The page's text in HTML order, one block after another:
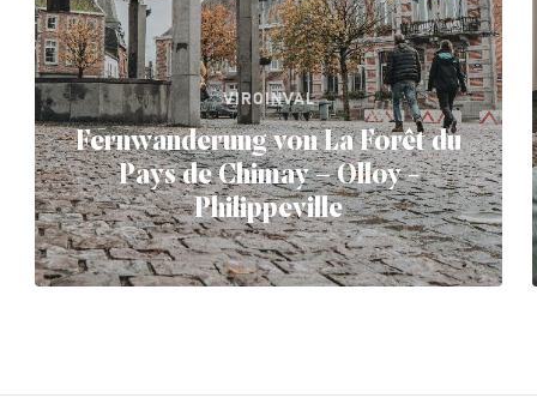
VIROINVAL
Fernwanderung von La Forêt du
Pays de Chimay – Olloy -
Philippeville